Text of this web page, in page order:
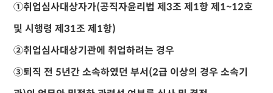
①취업심사대상자가(공직자윤리법 제3조 제1항 제1~12호
및 시행령 제31조 제1항)
②취업심사대상기관에 취업하려는 경우
③퇴직 전 5년간 소속하였던 부서(2급 이상의 경우 소속기